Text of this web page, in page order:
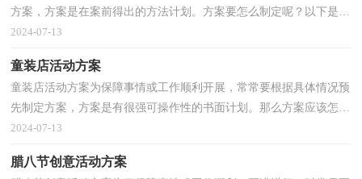
方案，方案是在案前得出的方法计划。方案要怎么制定呢？以下是小
编精心整理的超市劳动节活动方案，欢迎阅读与收藏。...
2024-07-13
童装店活动方案
童装店活动方案为保障事情或工作顺利开展，常常要根据具体情况预
先制定方案，方案是有很强可操作性的书面计划。那么方案应该怎么
制定才合适呢？以下是小编整理的童装店活动方案，仅...
2024-07-13
腊八节创意活动方案